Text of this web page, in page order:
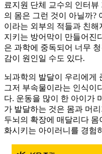
료지원 단체 교수의 인터
의 몸은 그런 것이 아닐까?
이라는 외부의 적들과 친
지키는 방어막이 만들어진
은 과학에 중독되어 너무
감이 원인일 수도 있다.
뇌과학의 발달이 우리에게
그저 부속물이라는 인식이
다. 운동을 많이 한 아이가
가 발달하는 것은 몸과 머
두뇌의 확장에 매달리다
화시키는 아이러니를 경험